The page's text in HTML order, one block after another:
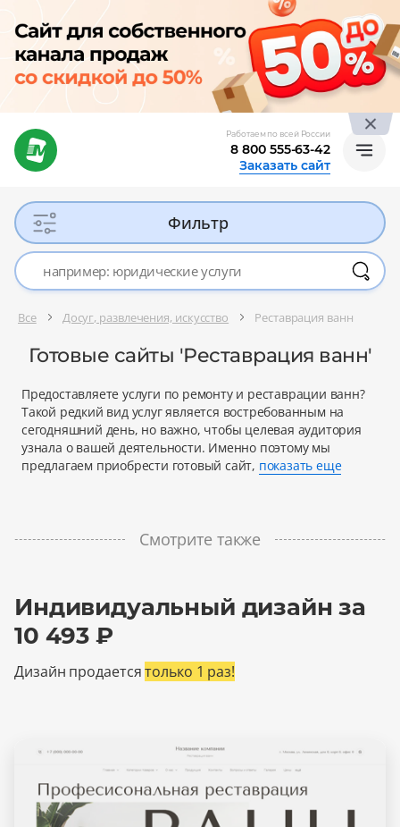
Работаем по всей России
8 800 555-63-42
Заказать сайт
Фильтр
Все Досуг, развлечения, искусство Реставрация ванн
Готовые сайты 'Реставрация ванн'
Предоставляете услуги по ремонту и реставрации ванн?
Такой редкий вид услуг является востребованным на
сегодняшний день, но важно, чтобы целевая аудитория
узнала о вашей деятельности. Именно поэтому мы
предлагаем приобрести готовый сайт, показать еще
Смотрите также
Индивидуальный дизайн за
10 493 ₽
Дизайн продаетсятолько 1 раз!